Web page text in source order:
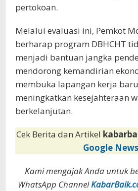
pertokoan.
Melalui evaluasi ini, Pemkot
berharap program DBHCHT
menjadi bantuan jangka
mendorong kemandirian
membuka lapangan kerja
meningkatkan kesejahteraan
berkelanjutan.
Cek Berita dan Artikel
Google News
Kami mengajak Anda untuk
WhatsApp Channel